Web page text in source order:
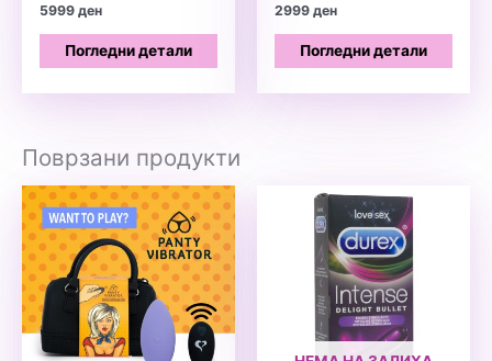
5999ден
Погледни детали
2999ден
Погледни детали
Поврзани продукти